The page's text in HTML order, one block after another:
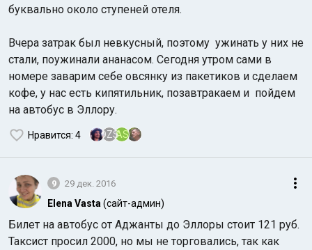
буквально около ступеней отеля.
Вчера затрак был невкусный, поэтому ужинать у них не
стали, поужинали ананасом. Сегодня утром сами в
номере заварим себе овсянку из пакетиков и сделаем
кофе, у нас есть кипятильник, позавтракаем и пойдем
на автобус в Эллору.
Нравится: 4 OZSAS
9 29 дек. 2016
Elena Vasta (сайт-админ)
Билет на автобус от Аджанты до Эллоры стоит 121 руб.
Таксист просил 2000, но мы не торговались, так как